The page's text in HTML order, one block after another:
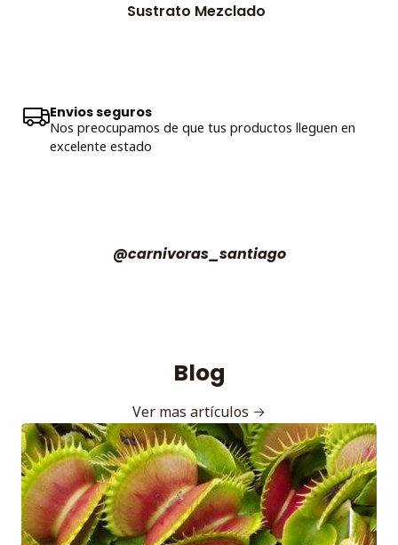
Sustrato Mezclado
Envios seguros
Nos preocupamos de que tus productos lleguen en
excelente estado
@carnivoras_santiago
Blog
Ver mas artículos